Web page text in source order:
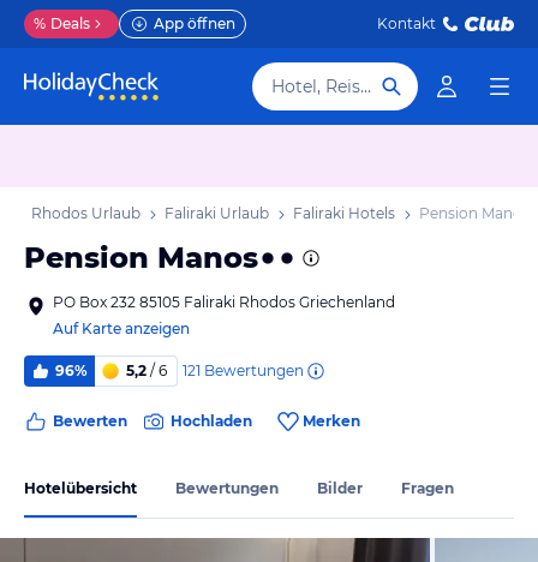
% Deals App öffnen Kontakt
Hotel, Reiseziel
Rhodos Urlaub Faliraki Urlaub Faliraki Hotels Pension Manos
Pension Manos
PO Box 232 85105 Faliraki Rhodos Griechenland
Auf Karte anzeigen
96% 5,2 / 6 121 Bewertungen
Bewerten Hochladen Merken
Hotelübersicht Bewertungen Bilder Fragen